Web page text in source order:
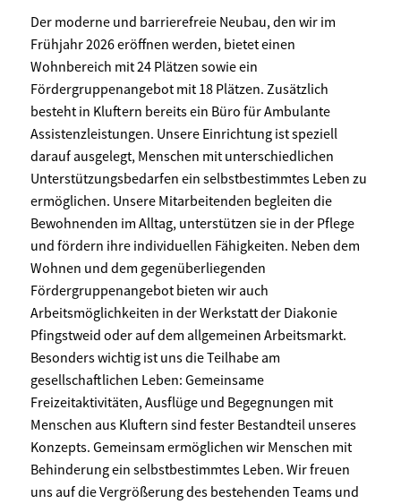
Der moderne und barrierefreie Neubau, den wir im
Frühjahr 2026 eröffnen werden, bietet einen
Wohnbereich mit 24 Plätzen sowie ein
Fördergruppenangebot mit 18 Plätzen. Zusätzlich
besteht in Kluftern bereits ein Büro für Ambulante
Assistenzleistungen. Unsere Einrichtung ist speziell
darauf ausgelegt, Menschen mit unterschiedlichen
Unterstützungsbedarfen ein selbstbestimmtes Leben zu
ermöglichen. Unsere Mitarbeitenden begleiten die
Bewohnenden im Alltag, unterstützen sie in der Pflege
und fördern ihre individuellen Fähigkeiten. Neben dem
Wohnen und dem gegenüberliegenden
Fördergruppenangebot bieten wir auch
Arbeitsmöglichkeiten in der Werkstatt der Diakonie
Pfingstweid oder auf dem allgemeinen Arbeitsmarkt.
Besonders wichtig ist uns die Teilhabe am
gesellschaftlichen Leben: Gemeinsame
Freizeitaktivitäten, Ausflüge und Begegnungen mit
Menschen aus Kluftern sind fester Bestandteil unseres
Konzepts. Gemeinsam ermöglichen wir Menschen mit
Behinderung ein selbstbestimmtes Leben. Wir freuen
uns auf die Vergrößerung des bestehenden Teams und